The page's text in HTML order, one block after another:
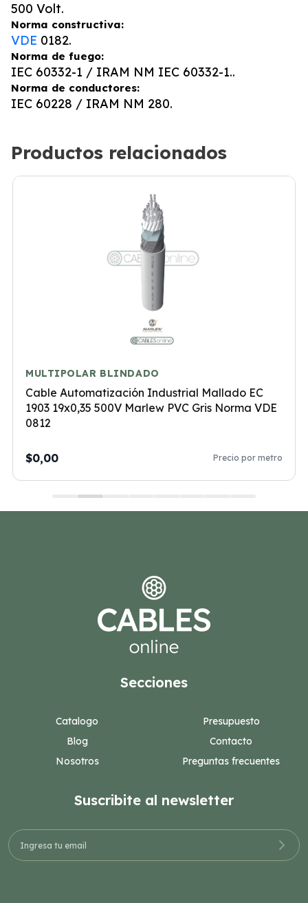
500 Volt.
Norma constructiva:
VDE 0182.
Norma de fuego:
IEC 60332-1 / IRAM NM IEC 60332-1..
Norma de conductores:
IEC 60228 / IRAM NM 280.
Productos relacionados
MULTIPOLAR BLINDADO
Cable Automatización Industrial Mallado EC
1903 19x0,35 500V Marlew PVC Gris Norma VDE
0812
$0,00 Precio por metro
Secciones
Catalogo
Blog
Nosotros
Presupuesto
Contacto
Preguntas frecuentes
Suscribite al newsletter